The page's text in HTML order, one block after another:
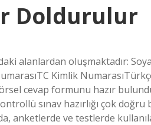
Doldurulur
alanlardan oluşmaktadır:
Kimlik
cevap formunu hazır
sınav hazırlığı çok
anketlerde ve testlerde